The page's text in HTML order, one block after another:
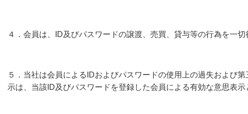
４．会員は、ID及びパスワードの譲渡、売買、貸与等の行為を一
５．当社は会員によるIDおよびパスワードの使用上の過失および
示は、当該ID及びパスワードを登録した会員による有効な意思表示